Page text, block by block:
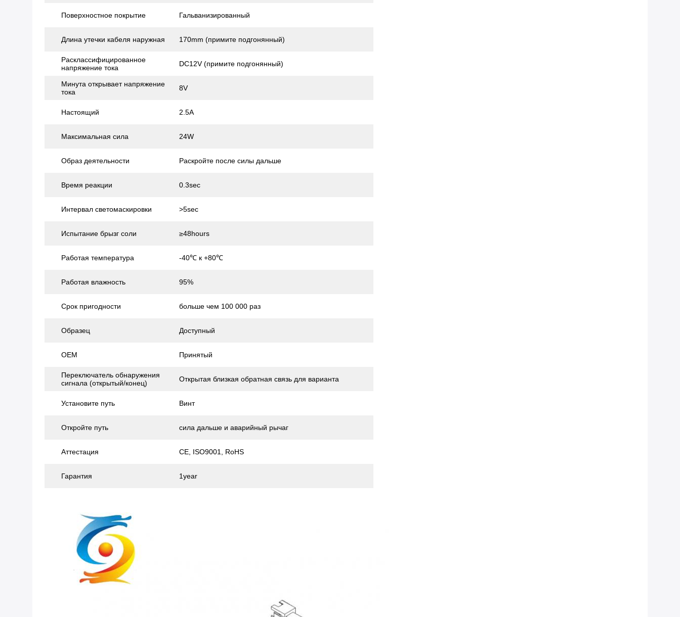
Поверхностное покрытие Гальванизированный
Длина утечки кабеля наружная 170mm (примите подгонянный)
Расклассифицированное
напряжение тока
DC12V (примите подгонянный)
Минута открывает напряжение
тока
8V
Настоящий 2.5A
Максимальная сила 24W
Образ деятельности Раскройте после силы дальше
Время реакции 0.3sec
Интервал светомаскировки >5sec
Испытание брызг соли ≥48hours
Работая температура -40℃ к +80℃
Работая влажность 95%
Срок пригодности больше чем 100 000 раз
Образец Доступный
OEM Принятый
Переключатель обнаружения
сигнала (открытый/конец)
Открытая близкая обратная связь для варианта
Установите путь Винт
Откройте путь сила дальше и аварийный рычаг
Аттестация CE, ISO9001, RoHS
Гарантия 1year